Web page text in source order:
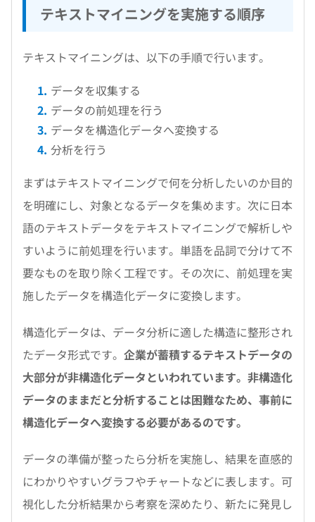
テキストマイニングを実施する順序
テキストマイニングは、以下の手順で行います。
データを収集する
データの前処理を行う
データを構造化データへ変換する
分析を行う
まずはテキストマイニングで何を分析したいのか目的
を明確にし、対象となるデータを集めます。次に日本
語のテキストデータをテキストマイニングで解析しや
すいように前処理を行います。単語を品詞で分けて不
要なものを取り除く工程です。その次に、前処理を実
施したデータを構造化データに変換します。
構造化データは、データ分析に適した構造に整形され
たデータ形式です。 企業が蓄積するテキストデータの
大部分が非構造化データといわれています。非構造化
データのままだと分析することは困難なため、事前に
構造化データへ変換する必要があるのです。
データの準備が整ったら分析を実施し、結果を直感的
にわかりやすいグラフやチャートなどに表します。可
視化した分析結果から考察を深めたり、新たに発見し